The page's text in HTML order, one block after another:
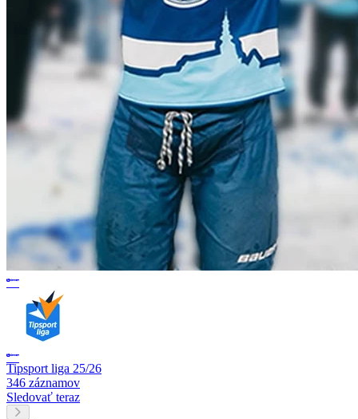
Tipsport liga 25/26
346 záznamov
Sledovať teraz